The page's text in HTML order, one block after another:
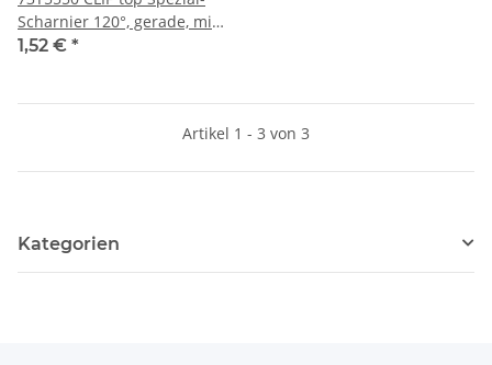
Scharnier 120°, gerade, mit
Feder, Topf: Schrauben
1,52 € *
Artikel 1 - 3 von 3
Kategorien